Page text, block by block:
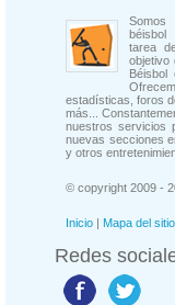
Somos
tarea
objetivo
Béisbol
estadísticas, foros
más...
nuestros servicios
nuevas secciones
y otros
© copyright 2009 -
Inicio | Mapa del sitio
Redes